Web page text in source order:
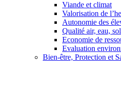
Viande et climat
Valorisation de
Autonomie des
Qualité air, eau,
Economie de
Evaluation
Bien-être, Protection et